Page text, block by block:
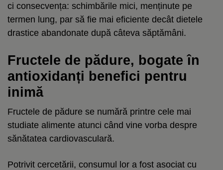
ci consecvența: schimbările mici, menținute pe
termen lung, par să fie mai eficiente decât dietele
drastice abandonate după câteva săptămâni.
Fructele de pădure, bogate în
antioxidanți benefici pentru
inimă
Fructele de pădure se numără printre cele mai
studiate alimente atunci când vine vorba despre
sănătatea cardiovasculară.
Potrivit cercetării, consumul lor a fost asociat cu